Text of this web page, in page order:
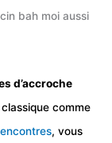
bah moi aussi
d’accroche
comme
, vous